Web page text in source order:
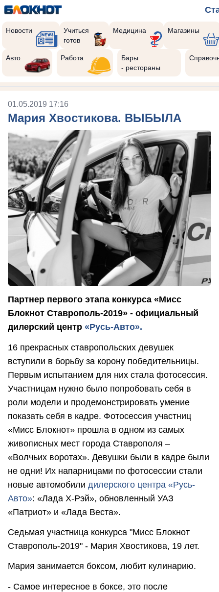
Новости
Учиться
готов
Медицина Магазины
Авто Работа
Бары
- рестораны
01.05.2019 17:16
Мария Хвостикова. ВЫБЫЛА
Партнер первого этапа конкурса «Мисс
Блокнот Ставрополь-2019» - официальный
дилерский центр «Русь-Авто».
16 прекрасных ставропольских девушек
вступили в борьбу за корону победительницы.
Первым испытанием для них стала фотосессия.
Участницам нужно было попробовать себя в
роли модели и продемонстрировать умение
показать себя в кадре. Фотосессия участниц
«Мисс Блокнот» прошла в одном из самых
живописных мест города Ставрополя –
«Волчьих воротах». Девушки были в кадре были
не одни! Их напарницами по фотосессии стали
новые автомобили дилерского центра «Русь-
Авто»: «Лада Х-Рэй», обновленный УАЗ
«Патриот» и «Лада Веста».
Седьмая участница конкурса "Мисс Блокнот
Ставрополь-2019" - Мария Хвостикова, 19 лет.
Мария занимается боксом, любит кулинарию.
- Самое интересное в боксе, это после